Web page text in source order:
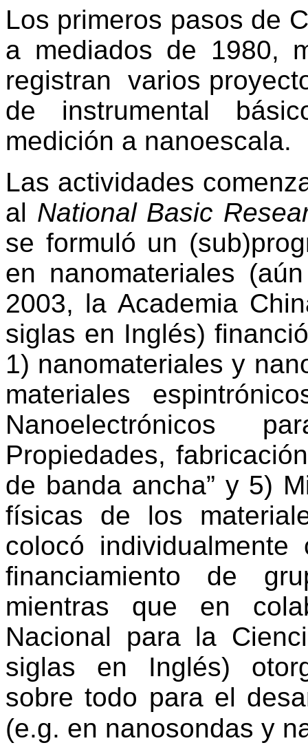
Los primeros pasos de
a mediados de 1980,
registran varios
de instrumental
medición a nanoescala.
Las actividades
al National Basic
se formuló un
en nanomateriales
2003, la Academia
siglas en Inglés)
1) nanomateriales y
materiales
Nanoelectrónicos
Propiedades,
de banda ancha” y 5)
físicas de los
colocó
financiamiento de
mientras que en
Nacional para la
siglas en Inglés)
sobre todo para el
(e.g. en nanosondas y